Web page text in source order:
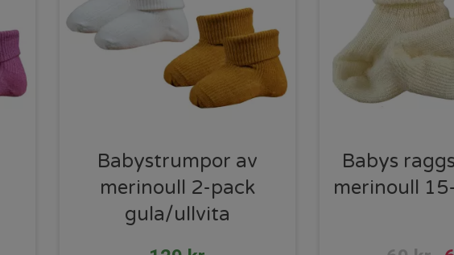
Babystrumpor av
merinoull 2-pack
gula/ullvita
Babys
merinoull